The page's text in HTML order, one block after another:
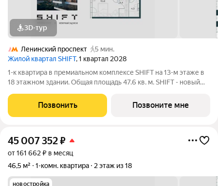
3D-тур
Ленинский проспект
5 мин.
Жилой квартал SHIFT, 1 квартал 2028
1-к квартира в премиальном комплексе SHIFT на 13-м этаже в
18 этажном здании. Общая площадь 47.6 кв. м. SHIFT - новый
районе, в 300 м от Нескучного сада. Главная особенность
проекта - 5 башен, в
Позвонить Позвоните мне
45 007 352₽
от 161 662 ₽ в месяц
46,5 м²
1-комн. квартира 2 этаж из 18
новостройка